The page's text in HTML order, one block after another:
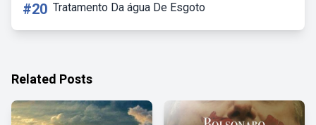
#20 Tratamento Da água De Esgoto
Related Posts